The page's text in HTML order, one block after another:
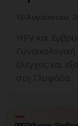
HPV και
έλεγχος και
στη Γλυφάδα.